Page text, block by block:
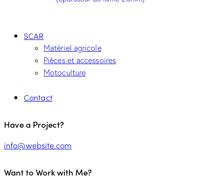
SCAR
Matériel agricole
Pièces et accessoires
Motoculture
Contact
Have a Project?
info@website.com
Want to Work with Me?